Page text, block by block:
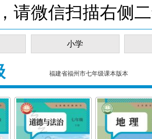
请微信扫描右侧
小学
福建省福州市七年级课本版本